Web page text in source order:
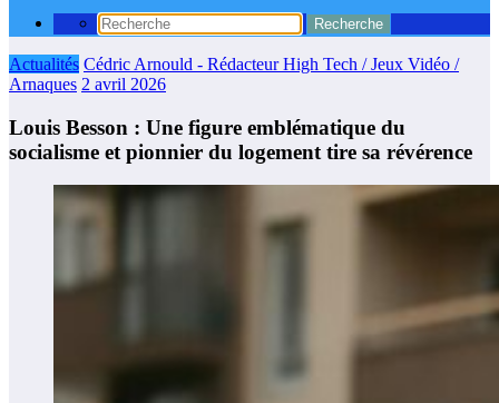
Actualités Cédric Arnould - Rédacteur High Tech / Jeux Vidéo /
Arnaques 2 avril 2026
Louis Besson : Une figure emblématique du
socialisme et pionnier du logement tire sa révérence